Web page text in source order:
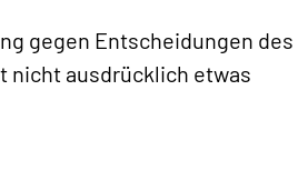
gegen Entscheidungen des
nicht ausdrücklich etwas